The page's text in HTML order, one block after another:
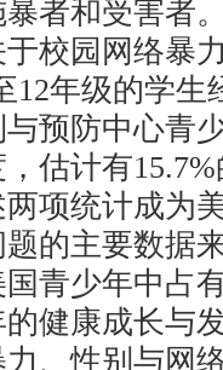
者和受害者
校园网络暴
12年级的学
预防中心青
估计有
项统计成为
的主要数据
青少年中占
健康成长与
、性别与网